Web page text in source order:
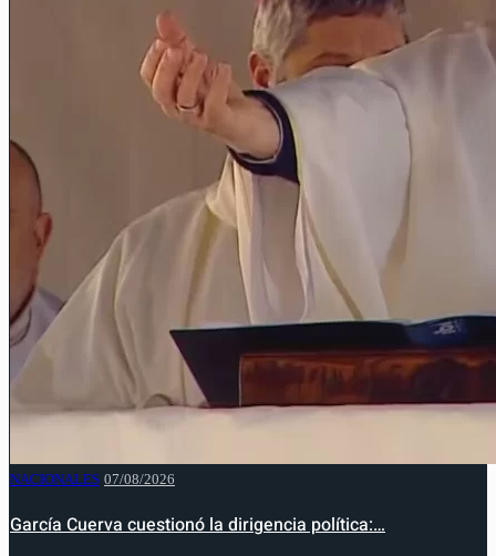
NACIONALES 07/08/2026
García Cuerva cuestionó la dirigencia política:…